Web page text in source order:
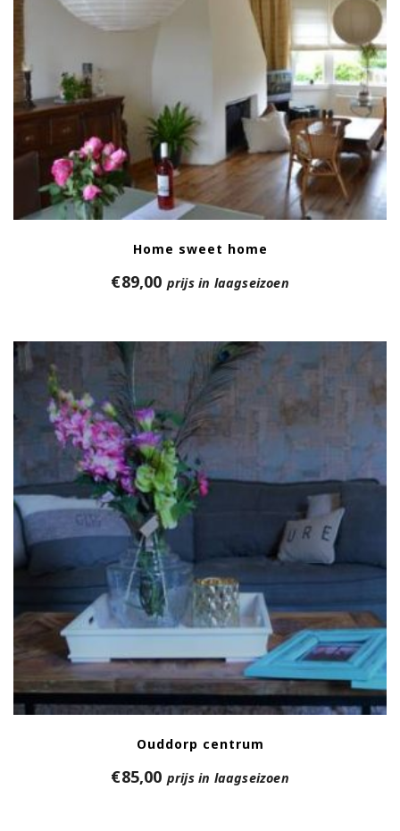
Home sweet home
€89,00 prijs in laagseizoen
Ouddorp centrum
€85,00 prijs in laagseizoen